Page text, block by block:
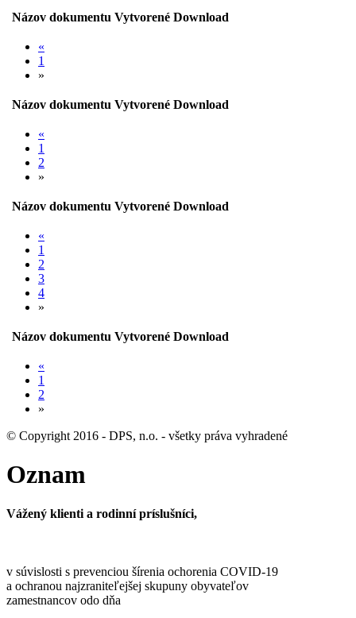
Názov dokumentu Vytvorené Download
«
1
»
Názov dokumentu Vytvorené Download
«
1
2
»
Názov dokumentu Vytvorené Download
«
1
2
3
4
»
Názov dokumentu Vytvorené Download
«
1
2
»
© Copyright 2016 - DPS, n.o. - všetky práva vyhradené
Oznam
Vážený klienti a rodinní príslušníci,
v súvislosti s prevenciou šírenia ochorenia COVID-19
a ochranou najzraniteľejšej skupuny obyvateľov
zamestnancov odo dňa